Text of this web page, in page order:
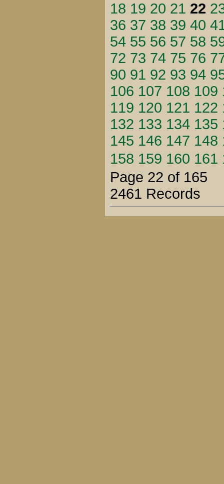
18 19 20 21 22
36 37 38 39 40
54 55 56 57 58
72 73 74 75 76
90 91 92 93 94
106 107 108 109
119 120 121 122
132 133 134 135
145 146 147 148
158 159 160 161
Page 22 of 165
2461 Records